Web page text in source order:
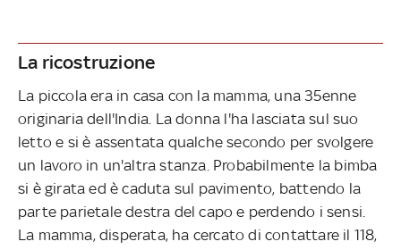
La ricostruzione
La piccola era in casa con la mamma, una 35enne
originaria dell'India. La donna l'ha lasciata sul suo
letto e si è assentata qualche secondo per svolgere
un lavoro in un'altra stanza. Probabilmente la bimba
si è girata ed è caduta sul pavimento, battendo la
parte parietale destra del capo e perdendo i sensi.
La mamma, disperata, ha cercato di contattare il 118,